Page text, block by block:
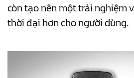
còn tạo nên một trải nghiệm
thời đại hơn cho người dùng.